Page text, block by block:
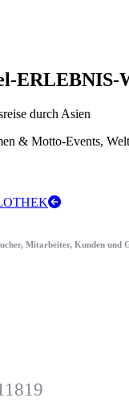
ERLEBNIS-
durch Asien
& Motto-Events,
Mitarbeiter, Kunden und